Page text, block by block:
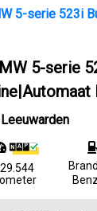
5-serie
Leeuwarden